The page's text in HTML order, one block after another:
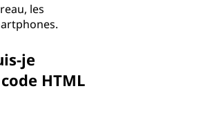
les
je
HTML